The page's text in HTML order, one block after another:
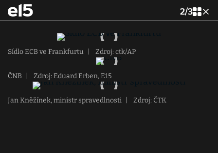
2/3
Sídlo ECB ve Frankfurtu Zdroj: ctk/AP
ČNB Zdroj: Eduard Erben, E15
Jan Kněžínek, ministr spravedlnosti Zdroj: ČTK